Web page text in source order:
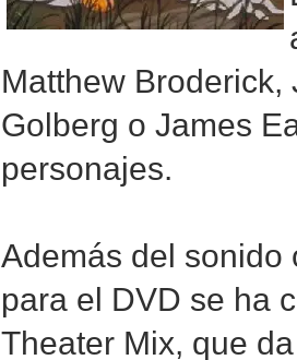
Matthew Broderick,
Golberg o James
personajes.
Además del sonido
para el DVD se ha
Theater Mix, que